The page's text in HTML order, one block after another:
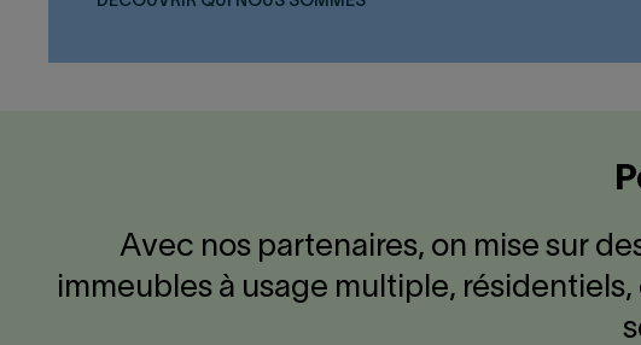
Avec nos partenaires, on mise sur
immeubles à usage multiple,